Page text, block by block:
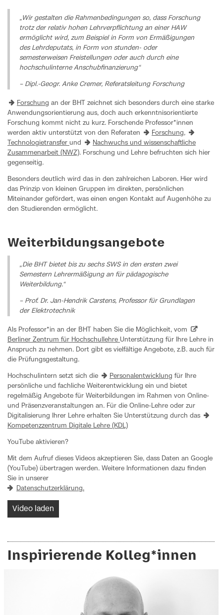
„Wir gestalten die Rahmenbedingungen so, dass Forschung
trotz der relativ hohen Lehrverpflichtung an einer HAW
ermöglicht wird, zum Beispiel in Form von Ermäßigungen
des Lehrdeputats, in Form von stunden- oder
semesterweisen Freistellungen oder auch durch eine
hochschulinterne Anschubfinanzierung“
– Dipl.-Geogr. Anke Cremer, Referatsleitung Forschung
Forschung an der BHT zeichnet sich besonders durch eine starke
Anwendungsorientierung aus, doch auch erkenntnisorientierte
Forschung kommt nicht zu kurz. Forschende Professor*innen
werden aktiv unterstützt von den Referaten
Forschung,
Technologietransfer und
Nachwuchs und wissenschaftliche
Zusammenarbeit (NWZ). Forschung und Lehre befruchten sich hier
gegenseitig.
Besonders deutlich wird das in den zahlreichen Laboren. Hier wird
das Prinzip von kleinen Gruppen im direkten, persönlichen
Miteinander gefördert, was einen engen Kontakt auf Augenhöhe zu
den Studierenden ermöglicht.
Weiterbildungsangebote
„Die BHT bietet bis zu sechs SWS in den ersten zwei
Semestern Lehrermäßigung an für pädagogische
Weiterbildung.“
– Prof. Dr. Jan-Hendrik Carstens, Professor für Grundlagen
der Elektrotechnik
Als Professor*in an der BHT haben Sie die Möglichkeit, vom
Berliner Zentrum für Hochschullehre Unterstützung für Ihre Lehre in
Anspruch zu nehmen. Dort gibt es vielfältige Angebote, z.B. auch für
die Prüfungsgestaltung.
Hochschulintern setzt sich die Personalentwicklung für Ihre
persönliche und fachliche Weiterentwicklung ein und bietet
regelmäßig Angebote für Weiterbildungen im Rahmen von Online-
und Präsenzveranstaltungen an. Für die Online-Lehre oder zur
Digitalisierung Ihrer Lehre erhalten Sie Unterstützung durch das
Kompetenzzentrum Digitale Lehre (KDL)
YouTube aktivieren?
Mit dem Aufruf dieses Videos akzeptieren Sie, dass Daten an Google
(YouTube) übertragen werden. Weitere Informationen dazu finden
Sie in unserer
Datenschutzerklärung.
Video laden
Inspirierende Kolleg*innen